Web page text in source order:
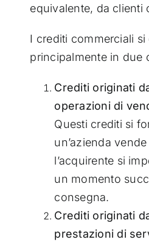
equivalente, da clienti
I crediti commerciali
principalmente in due
Crediti originati
operazioni di
Questi crediti si
un’azienda
l’acquirente si
un momento
consegna.
Crediti originati
prestazioni di